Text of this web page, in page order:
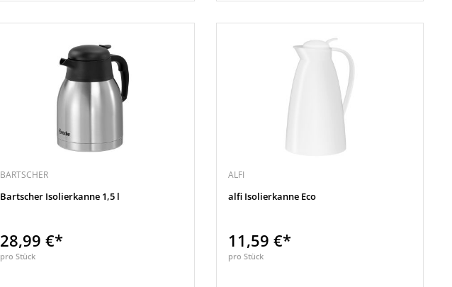
BARTSCHER
Bartscher Isolierkanne 1,5 l
28,99 €*
pro Stück
ALFI
alfi Isolierkanne Eco
11,59 €*
pro Stück